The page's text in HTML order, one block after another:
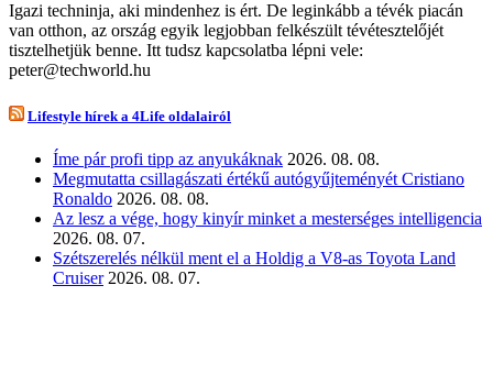
Igazi techninja, aki mindenhez is ért. De leginkább a tévék piacán
van otthon, az ország egyik legjobban felkészült tévétesztelőjét
tisztelhetjük benne. Itt tudsz kapcsolatba lépni vele:
peter@techworld.hu
Lifestyle hírek a 4Life oldalairól
Íme pár profi tipp az anyukáknak 2026. 08. 08.
Megmutatta csillagászati értékű autógyűjteményét Cristiano
Ronaldo 2026. 08. 08.
Az lesz a vége, hogy kinyír minket a mesterséges intelligencia
2026. 08. 07.
Szétszerelés nélkül ment el a Holdig a V8-as Toyota Land
Cruiser 2026. 08. 07.